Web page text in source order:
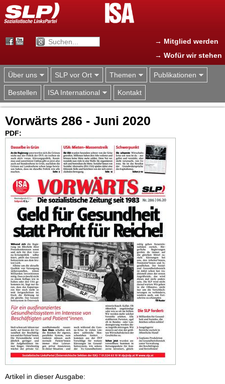
Jump to navigation
→ Mitglied werden
→ Wofür wir stehen
Über uns SLP vor Ort Themen Publikationen
Bestellen ISA International Kontakt
Vorwärts 286 - Juni 2020
PDF:
Artikel in dieser Ausgabe: